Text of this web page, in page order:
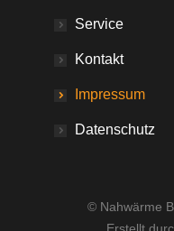
Service
Kontakt
Impressum
Datenschutz
© Nahwärme